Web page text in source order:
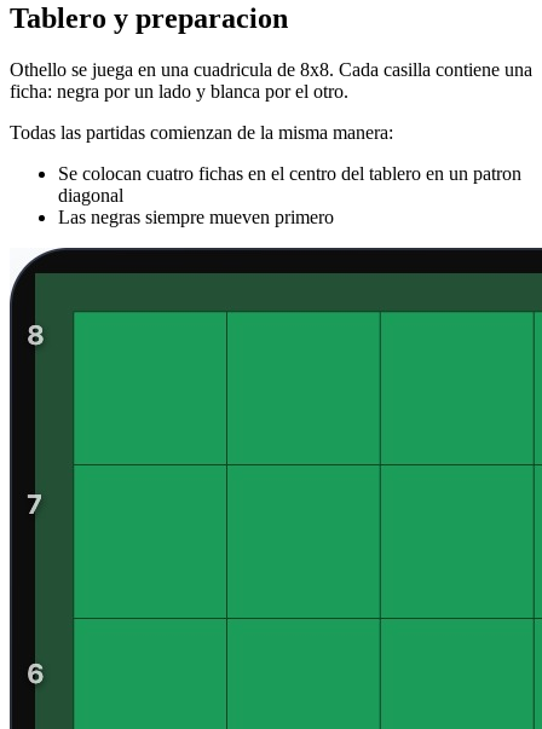
Tablero y preparacion
Othello se juega en una cuadricula de 8x8. Cada casilla contiene una
ficha: negra por un lado y blanca por el otro.
Todas las partidas comienzan de la misma manera:
Se colocan cuatro fichas en el centro del tablero en un patron
diagonal
Las negras siempre mueven primero